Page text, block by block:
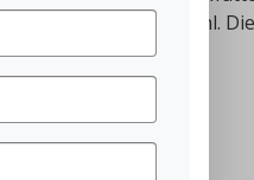
natürliches Sauggefühl.
BPA frei*.